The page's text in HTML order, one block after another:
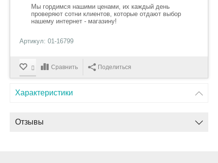
Мы гордимся нашими ценами, их каждый день
проверяют сотни клиентов, которые отдают выбор
нашему интернет - магазину!
Артикул: 01-16799
Сравнить Поделиться
Характеристики
Отзывы